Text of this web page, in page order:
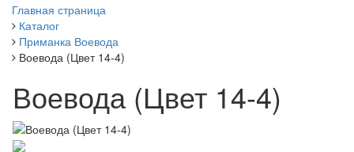
Главная страница
Каталог
Приманка Воевода
Воевода (Цвет 14-4)
Воевода (Цвет 14-4)